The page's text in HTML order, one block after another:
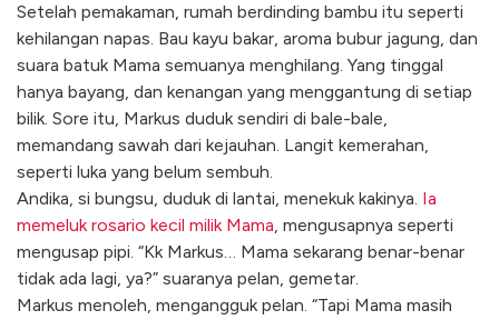
Setelah pemakaman, rumah berdinding bambu itu seperti
kehilangan napas. Bau kayu bakar, aroma bubur jagung, dan
suara batuk Mama semuanya menghilang. Yang tinggal
hanya bayang, dan kenangan yang menggantung di setiap
bilik. Sore itu, Markus duduk sendiri di bale-bale,
memandang sawah dari kejauhan. Langit kemerahan,
seperti luka yang belum sembuh.
Andika, si bungsu, duduk di lantai, menekuk kakinya. Ia
memeluk rosario kecil milik Mama, mengusapnya seperti
mengusap pipi. “Kk Markus… Mama sekarang benar-benar
tidak ada lagi, ya?” suaranya pelan, gemetar.
Markus menoleh, mengangguk pelan. “Tapi Mama masih